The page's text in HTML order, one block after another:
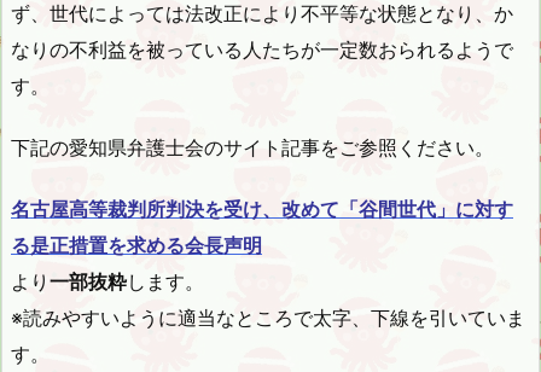
ず、世代によっては法改正により不平等な状態となり、か
なりの不利益を被っている人たちが一定数おられるようで
す。
下記の愛知県弁護士会のサイト記事をご参照ください。
名古屋高等裁判所判決を受け、改めて「谷間世代」に対す
る是正措置を求める会長声明
より 一部抜粋します。
※読みやすいように適当なところで太字、下線を引いていま
す。